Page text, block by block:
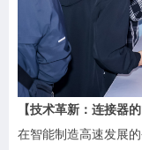
【技术革新：连接器
在智能制造高速发展